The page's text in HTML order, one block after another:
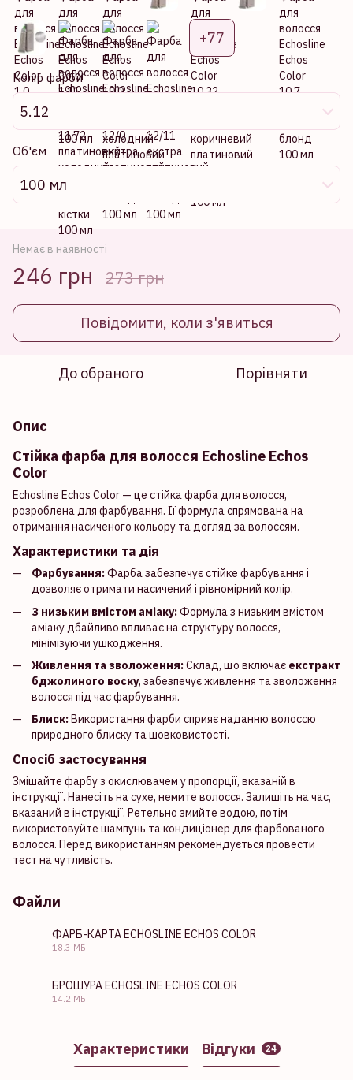
+77
Колір фарби
5.12
Об'єм
100 мл
Немає в наявності
246 грн 273 грн
Повідомити, коли з'явиться
До обраного Порівняти
Опис
Стійка фарба для волосся Echosline Echos
Color
Echosline Echos Color — це стійка фарба для волосся,
розроблена для фарбування. Її формула спрямована на
отримання насиченого кольору та догляд за волоссям.
Характеристики та дія
Фарбування:Фарба забезпечує стійке фарбування і
дозволяє отримати насичений і рівномірний колір.
З низьким вмістом аміаку:Формула з низьким вмістом
аміаку дбайливо впливає на структуру волосся,
мінімізуючи ушкодження.
Живлення та зволоження:Склад, що включає екстракт
бджолиного воску, забезпечує живлення та зволоження
волосся під час фарбування.
Блиск: Використання фарби сприяє наданню волоссю
природного блиску та шовковистості.
Спосіб застосування
Змішайте фарбу з окислювачем у пропорції, вказаній в
інструкції. Нанесіть на сухе, немите волосся. Залишіть на час,
вказаний в інструкції. Ретельно змийте водою, потім
використовуйте шампунь та кондиціонер для фарбованого
волосся. Перед використанням рекомендується провести
тест на чутливість.
Файли
ФАРБ-КАРТА ECHOSLINE ECHOS COLOR
18.3 МБ
БРОШУРА ECHOSLINE ECHOS COLOR
14.2 МБ
Характеристики Відгуки 24